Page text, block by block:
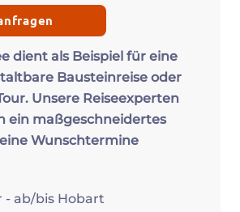
dient als Beispiel für eine
Bausteinreise oder
Unsere Reiseexperten
ein maßgeschneidertes
Wunschtermine
- ab/bis Hobart